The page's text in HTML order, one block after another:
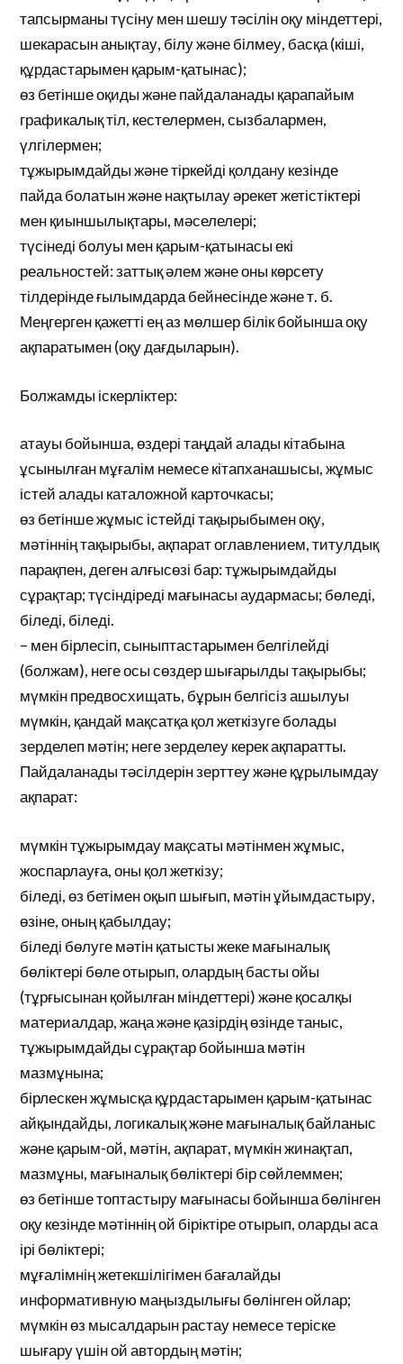
тапсырманы түсіну мен шешу тәсілін оқу міндеттері,
шекарасын анықтау, білу және білмеу, басқа (кіші,
құрдастарымен қарым-қатынас);
өз бетінше оқиды және пайдаланады қарапайым
графикалық тіл, кестелермен, сызбалармен,
үлгілермен;
тұжырымдайды және тіркейді қолдану кезінде
пайда болатын және нақтылау әрекет жетістіктері
мен қиыншылықтары, мәселелері;
түсінеді болуы мен қарым-қатынасы екі
реальностей: заттық әлем және оны көрсету
тілдерінде ғылымдарда бейнесінде және т. б.
Меңгерген қажетті ең аз мөлшер білік бойынша оқу
ақпаратымен (оқу дағдыларын).
Болжамды іскерліктер:
атауы бойынша, өздері таңдай алады кітабына
ұсынылған мұғалім немесе кітапханашысы, жұмыс
істей алады каталожной карточкасы;
өз бетінше жұмыс істейді тақырыбымен оқу,
мәтіннің тақырыбы, ақпарат оглавлением, титулдық
парақпен, деген алғысөзі бар: тұжырымдайды
сұрақтар; түсіндіреді мағынасы аудармасы; бөледі,
біледі, біледі.
– мен бірлесіп, сыныптастарымен белгілейді
(болжам), неге осы сөздер шығарылды тақырыбы;
мүмкін предвосхищать, бұрын белгісіз ашылуы
мүмкін, қандай мақсатқа қол жеткізуге болады
зерделеп мәтін; неге зерделеу керек ақпаратты.
Пайдаланады тәсілдерін зерттеу және құрылымдау
ақпарат:
мүмкін тұжырымдау мақсаты мәтінмен жұмыс,
жоспарлауға, оны қол жеткізу;
біледі, өз бетімен оқып шығып, мәтін ұйымдастыру,
өзіне, оның қабылдау;
біледі бөлуге мәтін қатысты жеке мағыналық
бөліктері бөле отырып, олардың басты ойы
(тұрғысынан қойылған міндеттері) және қосалқы
материалдар, жаңа және қазірдің өзінде таныс,
тұжырымдайды сұрақтар бойынша мәтін
мазмұнына;
бірлескен жұмысқа құрдастарымен қарым-қатынас
айқындайды, логикалық және мағыналық байланыс
және қарым-ой, мәтін, ақпарат, мүмкін жинақтап,
мазмұны, мағыналық бөліктері бір сөйлеммен;
өз бетінше топтастыру мағынасы бойынша бөлінген
оқу кезінде мәтіннің ой біріктіре отырып, оларды аса
ірі бөліктері;
мұғалімнің жетекшілігімен бағалайды
информативную маңыздылығы бөлінген ойлар;
мүмкін өз мысалдарын растау немесе теріске
шығару үшін ой автордың мәтін;